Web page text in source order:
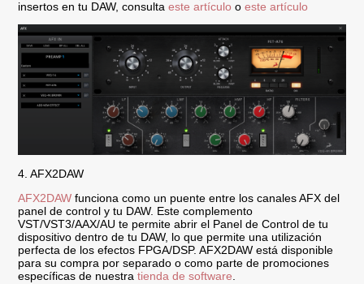
insertos en tu DAW, consultaeste artículo oeste artículo
4. AFX2DAW
AFX2DAW funciona como un puente entre los canales AFX del
panel de control y tu DAW. Este complemento
VST/VST3/AAX/AU te permite abrir el Panel de Control de tu
dispositivo dentro de tu DAW, lo que permite una utilización
perfecta de los efectos FPGA/DSP. AFX2DAW está disponible
para su compra por separado o como parte de promociones
específicas de nuestratienda de software.